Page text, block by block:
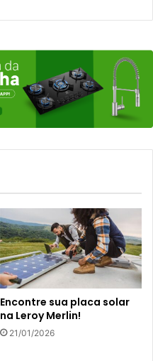
Encontre sua placa solar
na Leroy Merlin!
21/01/2026